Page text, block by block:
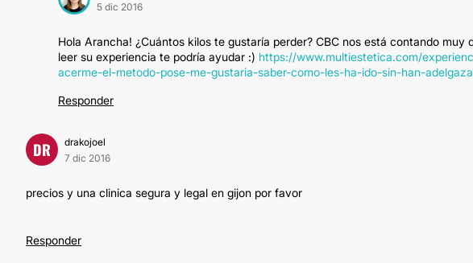
5 dic 2016
Hola Arancha! ¿Cuántos kilos te gustaría perder? CBC nos está contando
leer su experiencia te podría ayudar :) https://www.multiestetica.com/
acerme-el-metodo-pose-me-gustaria-saber-como-les-ha-ido-sin-han-
Responder
DR
drakojoel
7 dic 2016
precios y una clinica segura y legal en gijon por favor
Responder